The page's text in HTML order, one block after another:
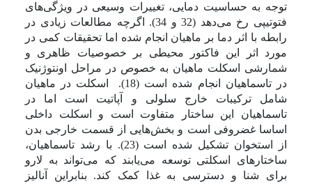
توجه به حساسیت دمایی، تغییرات وسیعی در ویژگی‌های
فتوتیپی رخ می‌دهد (32 و 34). اگرچه مطالعات زیادی در
رابطه با اثر دما بر ماهیان انجام شده اما تحقیقات کمی در
مورد اثر این فاکتور محیطی بر خصوصیات ظاهری و
شمارشی اسکلت ماهیان به خصوص در مراحل اونتوژنیک
در تاسماهیان انجام شده است (18).
اسکلت در ماهیان
شامل ترکیبات خارج سلولی و آپاتیت است اما در
تاسماهیان این ساختار متفاوت است و اسکلت داخلی
اساسا غضروفی است و بخش‌هایی از قسمت خارجی بدن
از استخوان تشکیل شده است
(23). با رشد تاسماهیان،
ساختارهای اسکلتی توسعه می‌یابند که می‌تواند به لارو
برای شنا و دسترسی به غذا کمک کند. بنابراین آنالیز